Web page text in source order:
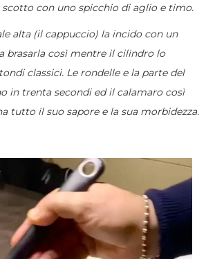
con uno spicchio di aglio e timo.
alta (il cappuccio) la incido con un
brasarla così mentre il cilindro lo
classici. Le rondelle e la parte del
in trenta secondi ed il calamaro così
tutto il suo sapore e la sua morbidezza.